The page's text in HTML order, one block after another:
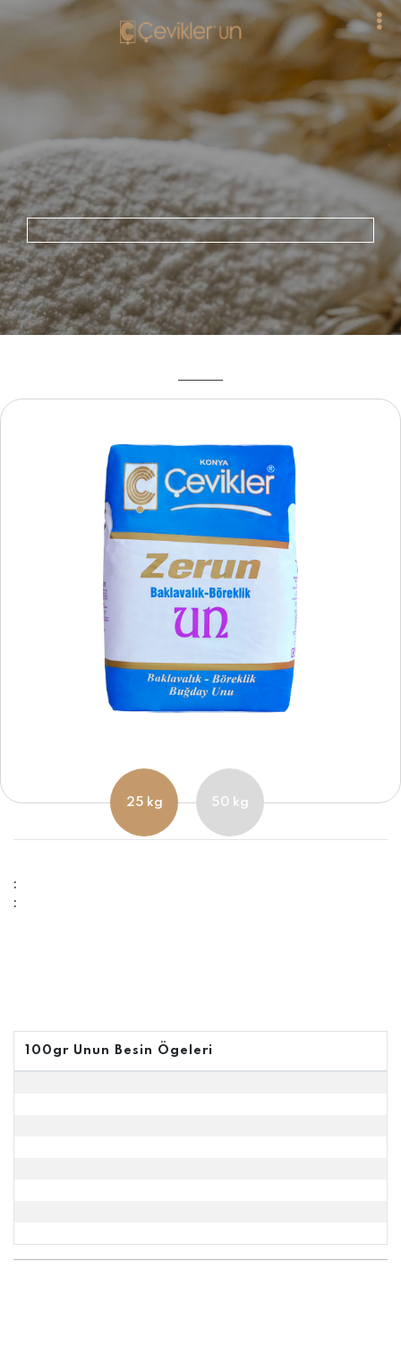
25 kg 50 kg
:
:
100gr Unun Besin Ögeleri